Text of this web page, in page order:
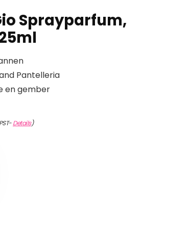
Sprayparfum,
Pantelleria
en gember
Details)